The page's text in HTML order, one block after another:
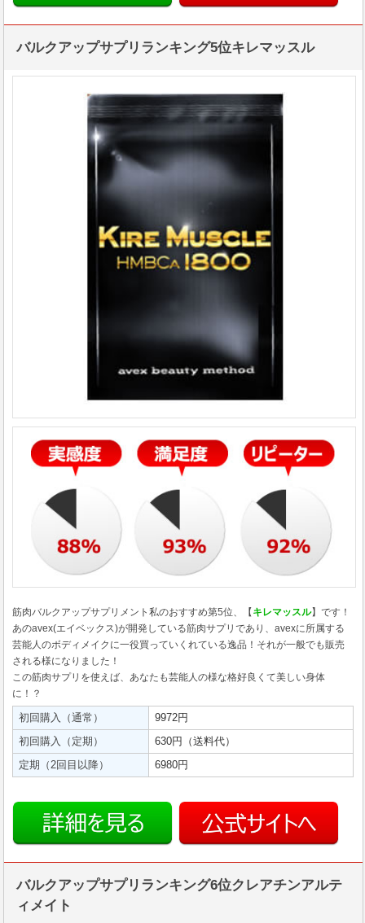
バルクアップサプリランキング5位キレマッスル
筋肉バルクアップサプリメント私のおすすめ第5位、【 キレマッスル】です！
あのavex(エイベックス)が開発している筋肉サプリであり、avexに所属する
芸能人のボディメイクに一役買っていくれている逸品！それが一般でも販売
される様になりました！
この筋肉サプリを使えば、あなたも芸能人の様な格好良くて美しい身体
に！？
初回購入（通常）
9972円
初回購入（定期）
630円（送料代）
定期（2回目以降）
6980円
バルクアップサプリランキング6位クレアチンアルテ
ィメイト